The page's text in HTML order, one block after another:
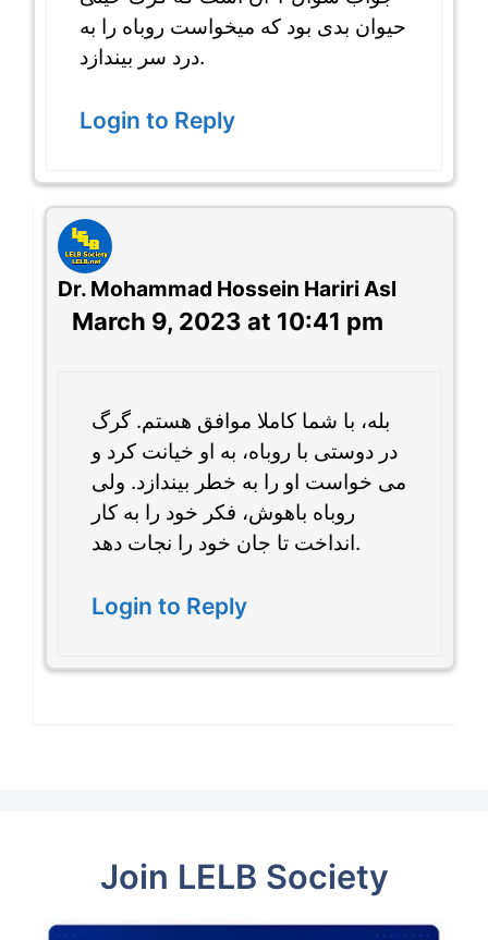
حیوان بدی بود که میخواست روباه را به
درد سر بیندازد.
Login to Reply
Dr. Mohammad Hossein Hariri Asl
March 9, 2023 at 10:41 pm
بله، با شما کاملا موافق هستم. گرگ
در دوستی با روباه، به او خیانت کرد و
می خواست او را به خطر بیندازد. ولی
روباه باهوش، فکر خود را به کار
انداخت تا جان خود را نجات دهد.
Login to Reply
Join LELB Society